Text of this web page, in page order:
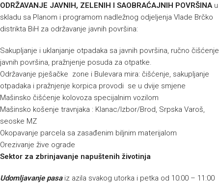
ODRŽAVANJE JAVNIH, ZELENIH I SAOBRAĆAJNIH POVRŠINAu
skladu sa Planom i programom nadležnog odjeljenja Vlade Brčko
distrikta BiH za održavanje javnih površina:
Sakupljanje i uklanjanje otpadaka sa javnih površina, ručno čišćenje
javnih površina, pražnjenje posuda za otpatke.
Održavanje pješačke zone i Bulevara mira: čišćenje, sakupljanje
otpadaka i pražnjenje korpica provodi se u dvije smjene
Mašinsko čišćenje kolovoza specijalnim vozilom
Mašinsko košenje travnjaka : Klanac/Izbor/Brod, Srpska Varoš,
seoske MZ
Okopavanje parcela sa zasađenim biljnim materijalom
Orezivanje žive ograde
Sektor za zbrinjavanje napuštenih životinja
Udomljavanje pasaiz azila svakog utorka i petka od 10:00 – 11:00